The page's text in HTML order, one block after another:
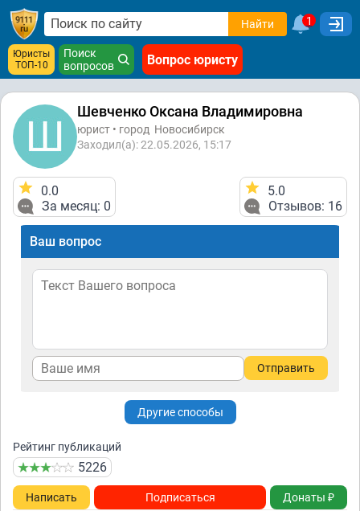
Найти 1
Юристы
ТОП-10
Поиск
вопросов
Вопрос юристу
Шевченко Оксана Владимировна
юрист • город Новосибирск
Заходил(а): 22.05.2026, 15:17
0.0
За месяц: 0
5.0
Отзывов: 16
Ваш вопрос
Отправить
Другие способы
Рейтинг публикаций
5226
Написать Подписаться Донаты ₽